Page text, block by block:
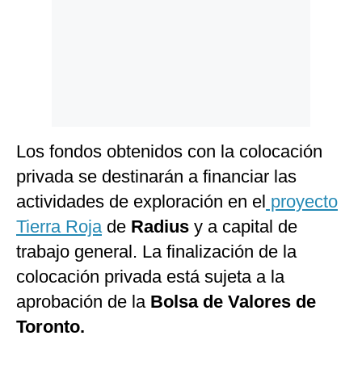
Los fondos obtenidos con la colocación
privada se destinarán a financiar las
actividades de exploración en el proyecto
Tierra Rojade Radius y a capital de
trabajo general. La finalización de la
colocación privada está sujeta a la
aprobación de la Bolsa de Valores de
Toronto.